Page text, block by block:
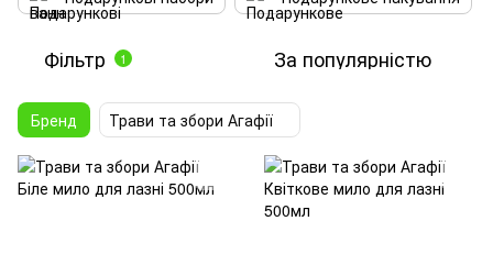
Фільтр 1 За популярністю
Бренд Трави та збори Агафії